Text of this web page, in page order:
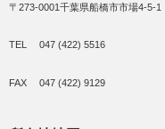
〒273-0001千葉県船橋市市場4-5-1
TEL 047 (422) 5516
FAX 047 (422) 9129